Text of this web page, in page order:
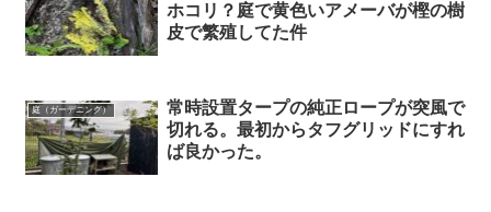
ホコリ？庭で黄色いアメーバが樫の樹
皮で繁殖してた件
庭（ガーデニング）
常時設置タープの純正ロープが突風で
切れる。最初からタフグリッドにすれ
ば良かった。